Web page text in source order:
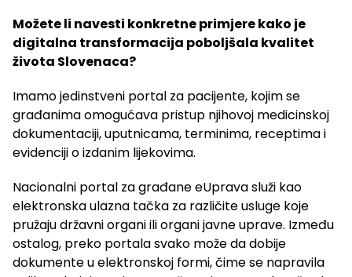
Možete li navesti konkretne primjere kako je
digitalna transformacija poboljšala kvalitet
života Slovenaca?
Imamo jedinstveni portal za pacijente, kojim se
građanima omogućava pristup njihovoj medicinskoj
dokumentaciji, uputnicama, terminima, receptima i
evidenciji o izdanim lijekovima.
Nacionalni portal za građane eUprava služi kao
elektronska ulazna tačka za različite usluge koje
pružaju državni organi ili organi javne uprave. Između
ostalog, preko portala svako može da dobije
dokumente u elektronskoj formi, čime se napravila